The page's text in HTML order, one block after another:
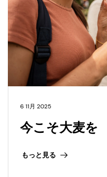
6 11月 2025
今こそ大麦を
もっと見る